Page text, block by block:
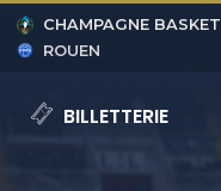
CHAMPAGNE BASKET
ROUEN
BILLETTERIE